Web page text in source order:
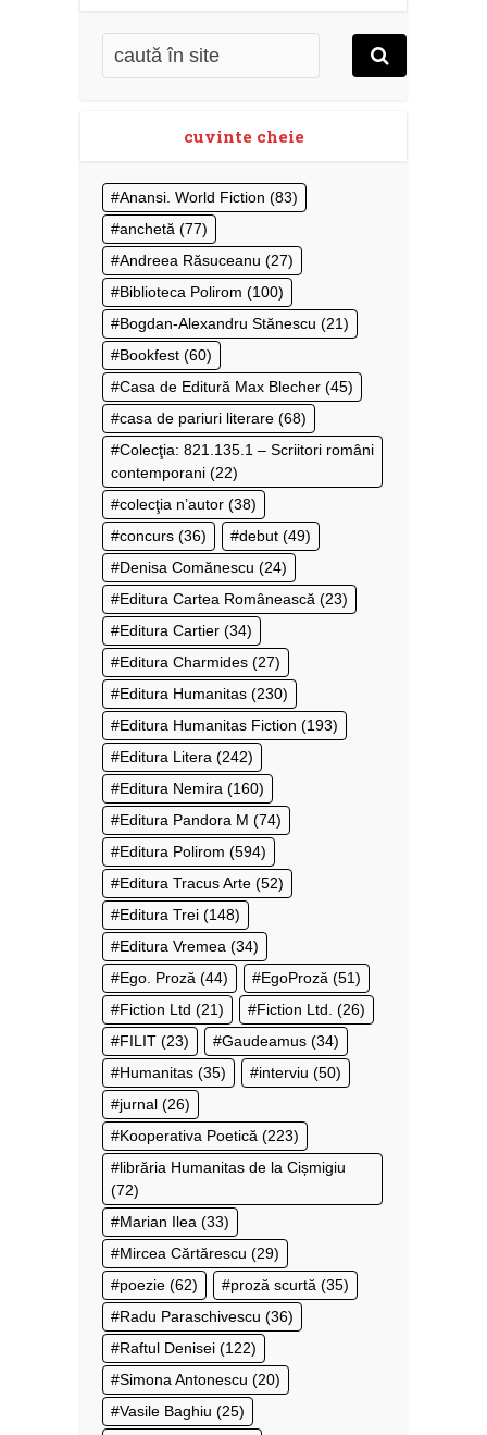
cuvinte cheie
Anansi. World Fiction (83)
anchetă (77)
Andreea Răsuceanu (27)
Biblioteca Polirom (100)
Bogdan-Alexandru Stănescu (21)
Bookfest (60)
Casa de Editură Max Blecher (45)
casa de pariuri literare (68)
Colecţia: 821.135.1 – Scriitori români
contemporani (22)
colecţia n’autor (38)
concurs (36) debut (49)
Denisa Comănescu (24)
Editura Cartea Românească (23)
Editura Cartier (34)
Editura Charmides (27)
Editura Humanitas (230)
Editura Humanitas Fiction (193)
Editura Litera (242)
Editura Nemira (160)
Editura Pandora M (74)
Editura Polirom (594)
Editura Tracus Arte (52)
Editura Trei (148)
Editura Vremea (34)
Ego. Proză (44) EgoProză (51)
Fiction Ltd (21) Fiction Ltd. (26)
FILIT (23) Gaudeamus (34)
Humanitas (35) interviu (50)
jurnal (26)
Kooperativa Poetică (223)
librăria Humanitas de la Cișmigiu
(72)
Marian Ilea (33)
Mircea Cărtărescu (29)
poezie (62) proză scurtă (35)
Radu Paraschivescu (36)
Raftul Denisei (122)
Simona Antonescu (20)
Vasile Baghiu (25)